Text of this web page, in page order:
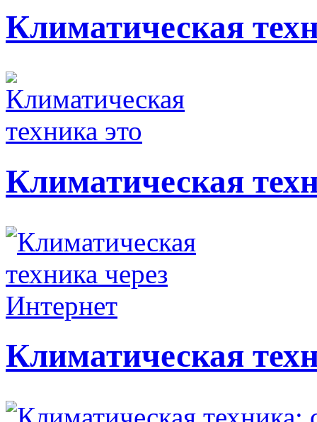
Климатическая
Климатическая
Климатическая